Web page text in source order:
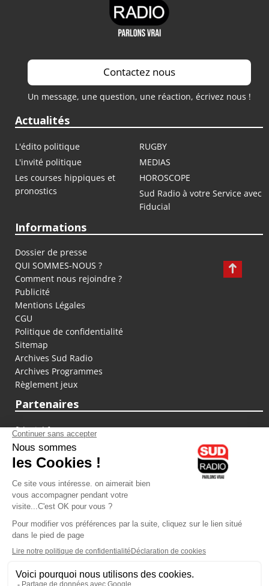
Contactez nous
Un message, une question, une réaction, écrivez nous !
Actualités
L'édito politique
RUGBY
L'invité politique
MEDIAS
Les courses hippiques et
pronostics
HOROSCOPE
Sud Radio à votre Service avec
Fiducial
Informations
Dossier de presse
QUI SOMMES-NOUS ?
Comment nous rejoindre ?
Publicité
Mentions Légales
CGU
Politique de confidentialité
Sitemap
Archives Sud Radio
Archives Programmes
Règlement jeux
Partenaires
fiducial.fr
lyoncapitale.fr
olympique-et-lyonnais.com
L'application Iphone / Android
Téléchargez l'application
Les cookies
Gestion des cookies